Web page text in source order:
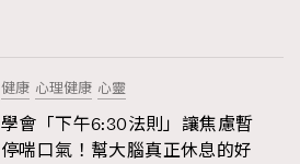
健康 心理健康 心靈
學會「下午6:30法則」讓焦慮暫
停喘口氣！幫大腦真正休息的好